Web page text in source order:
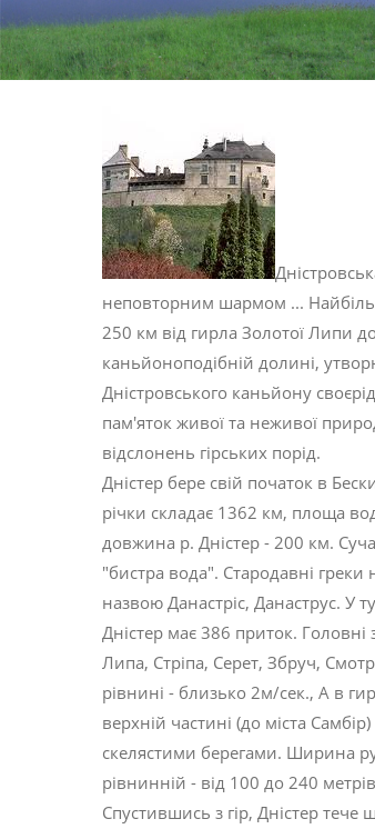
неповторним шармом ...
250 км від гирла Золотої Липи
каньйоноподібній долині,
Дністровського каньйону
пам'яток живої та неживої
відслонень гірських порід.
Дністер бере свій початок в
річки складає 1362 км, площа
довжина р. Дністер - 200 км.
"бистра вода". Стародавні греки
назвою Данастріс, Данаструс. У
Дністер має 386 приток. Головні
Липа, Cтріпa, Серет, Збруч,
рівнині - близько 2м/сек., А в
верхній частині (до міста
скелястими берегами. Ширина
рівнинній - від 100 до 240
Спустившись з гір, Дністер